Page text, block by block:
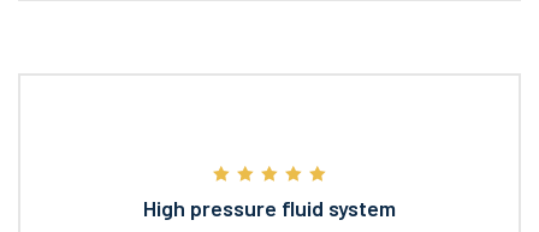
Sale
Bewertet mit
5.00
High pressure fluid system